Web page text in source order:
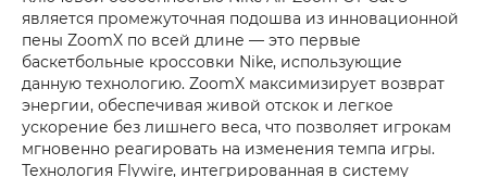
является промежуточная подошва из инновационной
пены ZoomX по всей длине — это первые
баскетбольные кроссовки Nike, использующие
данную технологию. ZoomX максимизирует возврат
энергии, обеспечивая живой отскок и легкое
ускорение без лишнего веса, что позволяет игрокам
мгновенно реагировать на изменения темпа игры.
Технология Flywire, интегрированная в систему